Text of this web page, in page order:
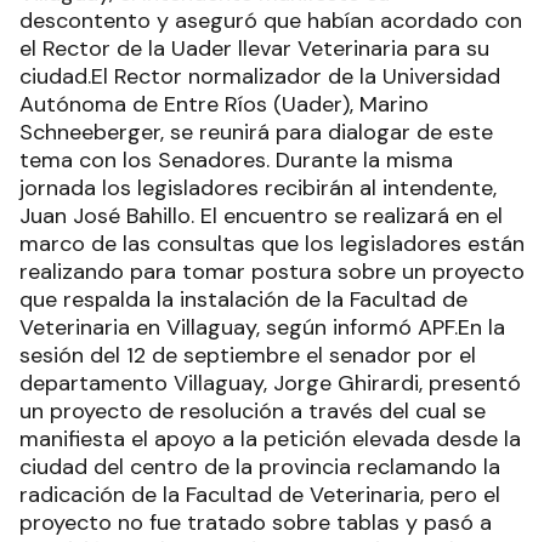
descontento y aseguró que habían acordado con
el Rector de la Uader llevar Veterinaria para su
ciudad.El Rector normalizador de la Universidad
Autónoma de Entre Ríos (Uader), Marino
Schneeberger, se reunirá para dialogar de este
tema con los Senadores. Durante la misma
jornada los legisladores recibirán al intendente,
Juan José Bahillo. El encuentro se realizará en el
marco de las consultas que los legisladores están
realizando para tomar postura sobre un proyecto
que respalda la instalación de la Facultad de
Veterinaria en Villaguay, según informó APF.En la
sesión del 12 de septiembre el senador por el
departamento Villaguay, Jorge Ghirardi, presentó
un proyecto de resolución a través del cual se
manifiesta el apoyo a la petición elevada desde la
ciudad del centro de la provincia reclamando la
radicación de la Facultad de Veterinaria, pero el
proyecto no fue tratado sobre tablas y pasó a